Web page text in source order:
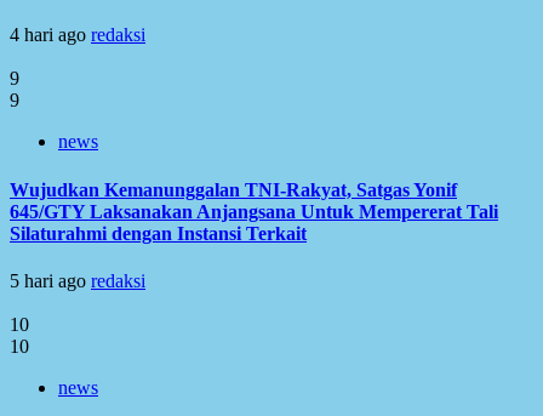
4 hari ago redaksi
9
9
news
Wujudkan Kemanunggalan TNI-Rakyat, Satgas Yonif
645/GTY Laksanakan Anjangsana Untuk Mempererat Tali
Silaturahmi dengan Instansi Terkait
5 hari ago redaksi
10
10
news